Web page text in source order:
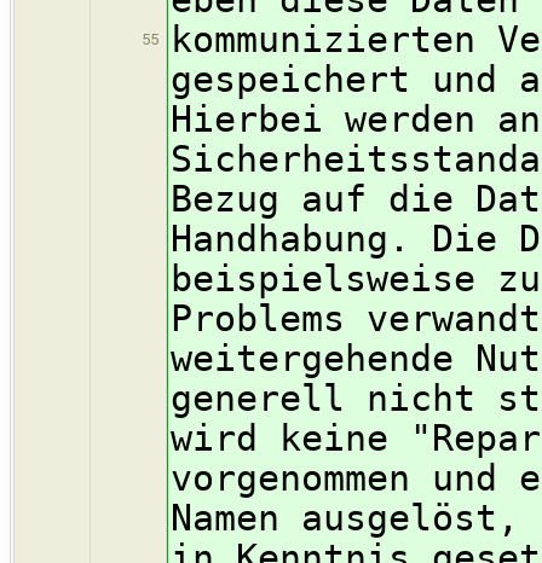
55
kommunizierten
gespeichert und
Hierbei werden
Bezug auf die
Handhabung. Die
beispielsweise
Problems
weitergehende
generell nicht
wird keine
vorgenommen
Namen